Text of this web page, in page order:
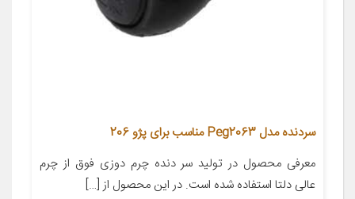
سردنده مدل Peg2063 مناسب برای پژو 206
معرفی محصول در تولید سر دنده چرم دوزی فوق از چرم
عالی دلتا استفاده شده است. در این محصول از […]